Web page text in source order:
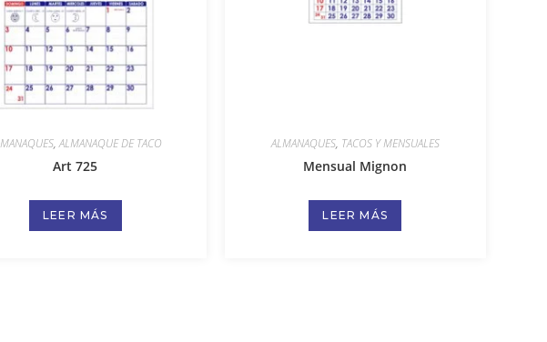
,ALMANAQUE DE TACO
Art 725
LEER MÁS
ALMANAQUES, TACOS Y MENSUALES
Mensual Mignon
LEER MÁS